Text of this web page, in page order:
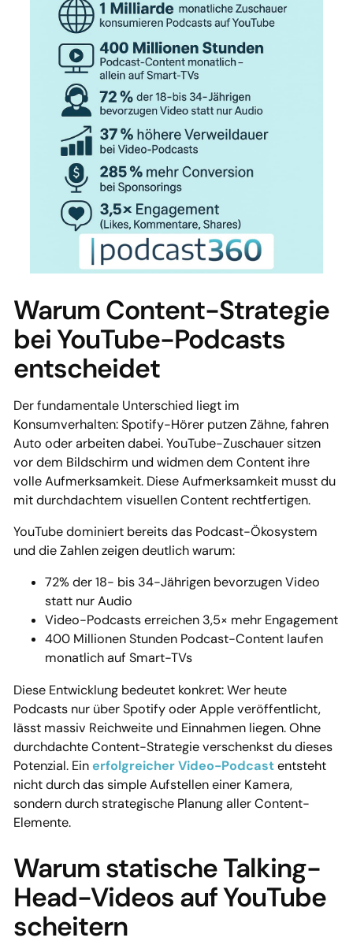
Warum Content-Strategie
bei YouTube-Podcasts
entscheidet
Der fundamentale Unterschied liegt im
Konsumverhalten: Spotify-Hörer putzen Zähne, fahren
Auto oder arbeiten dabei. YouTube-Zuschauer sitzen
vor dem Bildschirm und widmen dem Content ihre
volle Aufmerksamkeit. Diese Aufmerksamkeit musst du
mit durchdachtem visuellen Content rechtfertigen.
YouTube dominiert bereits das Podcast-Ökosystem
und die Zahlen zeigen deutlich warum:
72% der 18- bis 34-Jährigen bevorzugen Video
statt nur Audio
Video-Podcasts erreichen 3,5× mehr Engagement
400 Millionen Stunden Podcast-Content laufen
monatlich auf Smart-TVs
Diese Entwicklung bedeutet konkret: Wer heute
Podcasts nur über Spotify oder Apple veröffentlicht,
lässt massiv Reichweite und Einnahmen liegen. Ohne
durchdachte Content-Strategie verschenkst du dieses
Potenzial. Einerfolgreicher Video-Podcastentsteht
nicht durch das simple Aufstellen einer Kamera,
sondern durch strategische Planung aller Content-
Elemente.
Warum statische Talking-
Head-Videos auf YouTube
scheitern